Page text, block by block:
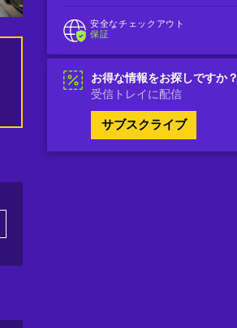
安全なチェックアウト
保証
お得な情報をお探しですか？
受信トレイに配信
サブスクライブ